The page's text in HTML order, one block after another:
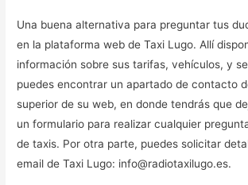
Una buena alternativa para preguntar tus
en la plataforma web de Taxi Lugo. Allí
información sobre sus tarifas, vehículos, y
puedes encontrar un apartado de contacto
superior de su web, en donde tendrás que
un formulario para realizar cualquier
de taxis. Por otra parte, puedes solicitar
email de Taxi Lugo: info@radiotaxilugo.es.